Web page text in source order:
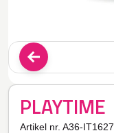
PLAYTIME
Artikel nr. A36-IT1627